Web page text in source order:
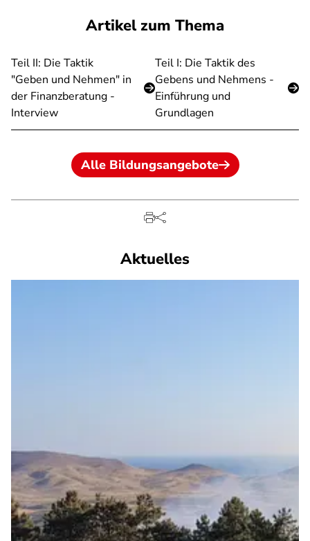
Artikel zum Thema
Teil II: Die Taktik
"Geben und Nehmen" in
der Finanzberatung -
Interview
Teil I: Die Taktik des
Gebens und Nehmens -
Einführung und
Grundlagen
Alle Bildungsangebote
Aktuelles